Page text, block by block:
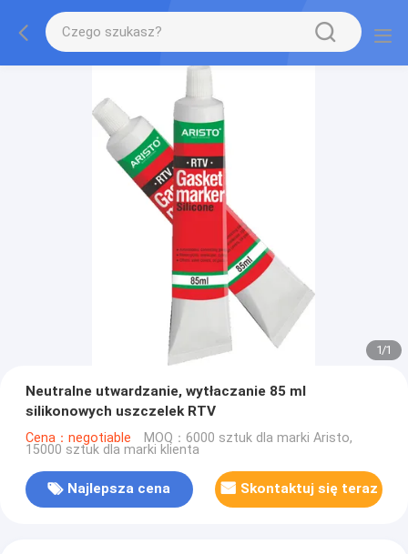
1/1
Neutralne utwardzanie, wytłaczanie 85 ml
silikonowych uszczelek RTV
Cena：negotiable MOQ：6000 sztuk dla marki Aristo,
15000 sztuk dla marki klienta
Najlepsza cena Skontaktuj się teraz